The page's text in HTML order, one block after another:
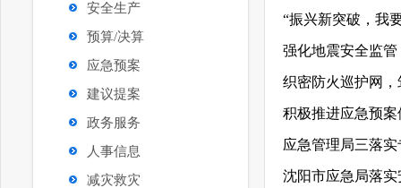
安全生产
预算/决算
应急预案
建议提案
政务服务
人事信息
减灾救灾
“振兴新突破，我
强化地震安全监
织密防火巡护网
积极推进应急预案
应急管理局三落
沈阳市应急局落